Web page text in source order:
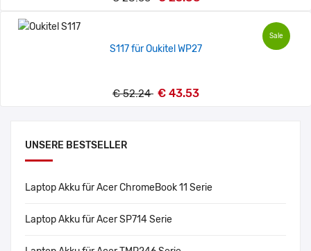
UNSERE BESTSELLER
Laptop Akku für Acer ChromeBook 11 Serie
Laptop Akku für Acer SP714 Serie
Sale
S117 für Oukitel WP27
€ 52.24 € 43.53